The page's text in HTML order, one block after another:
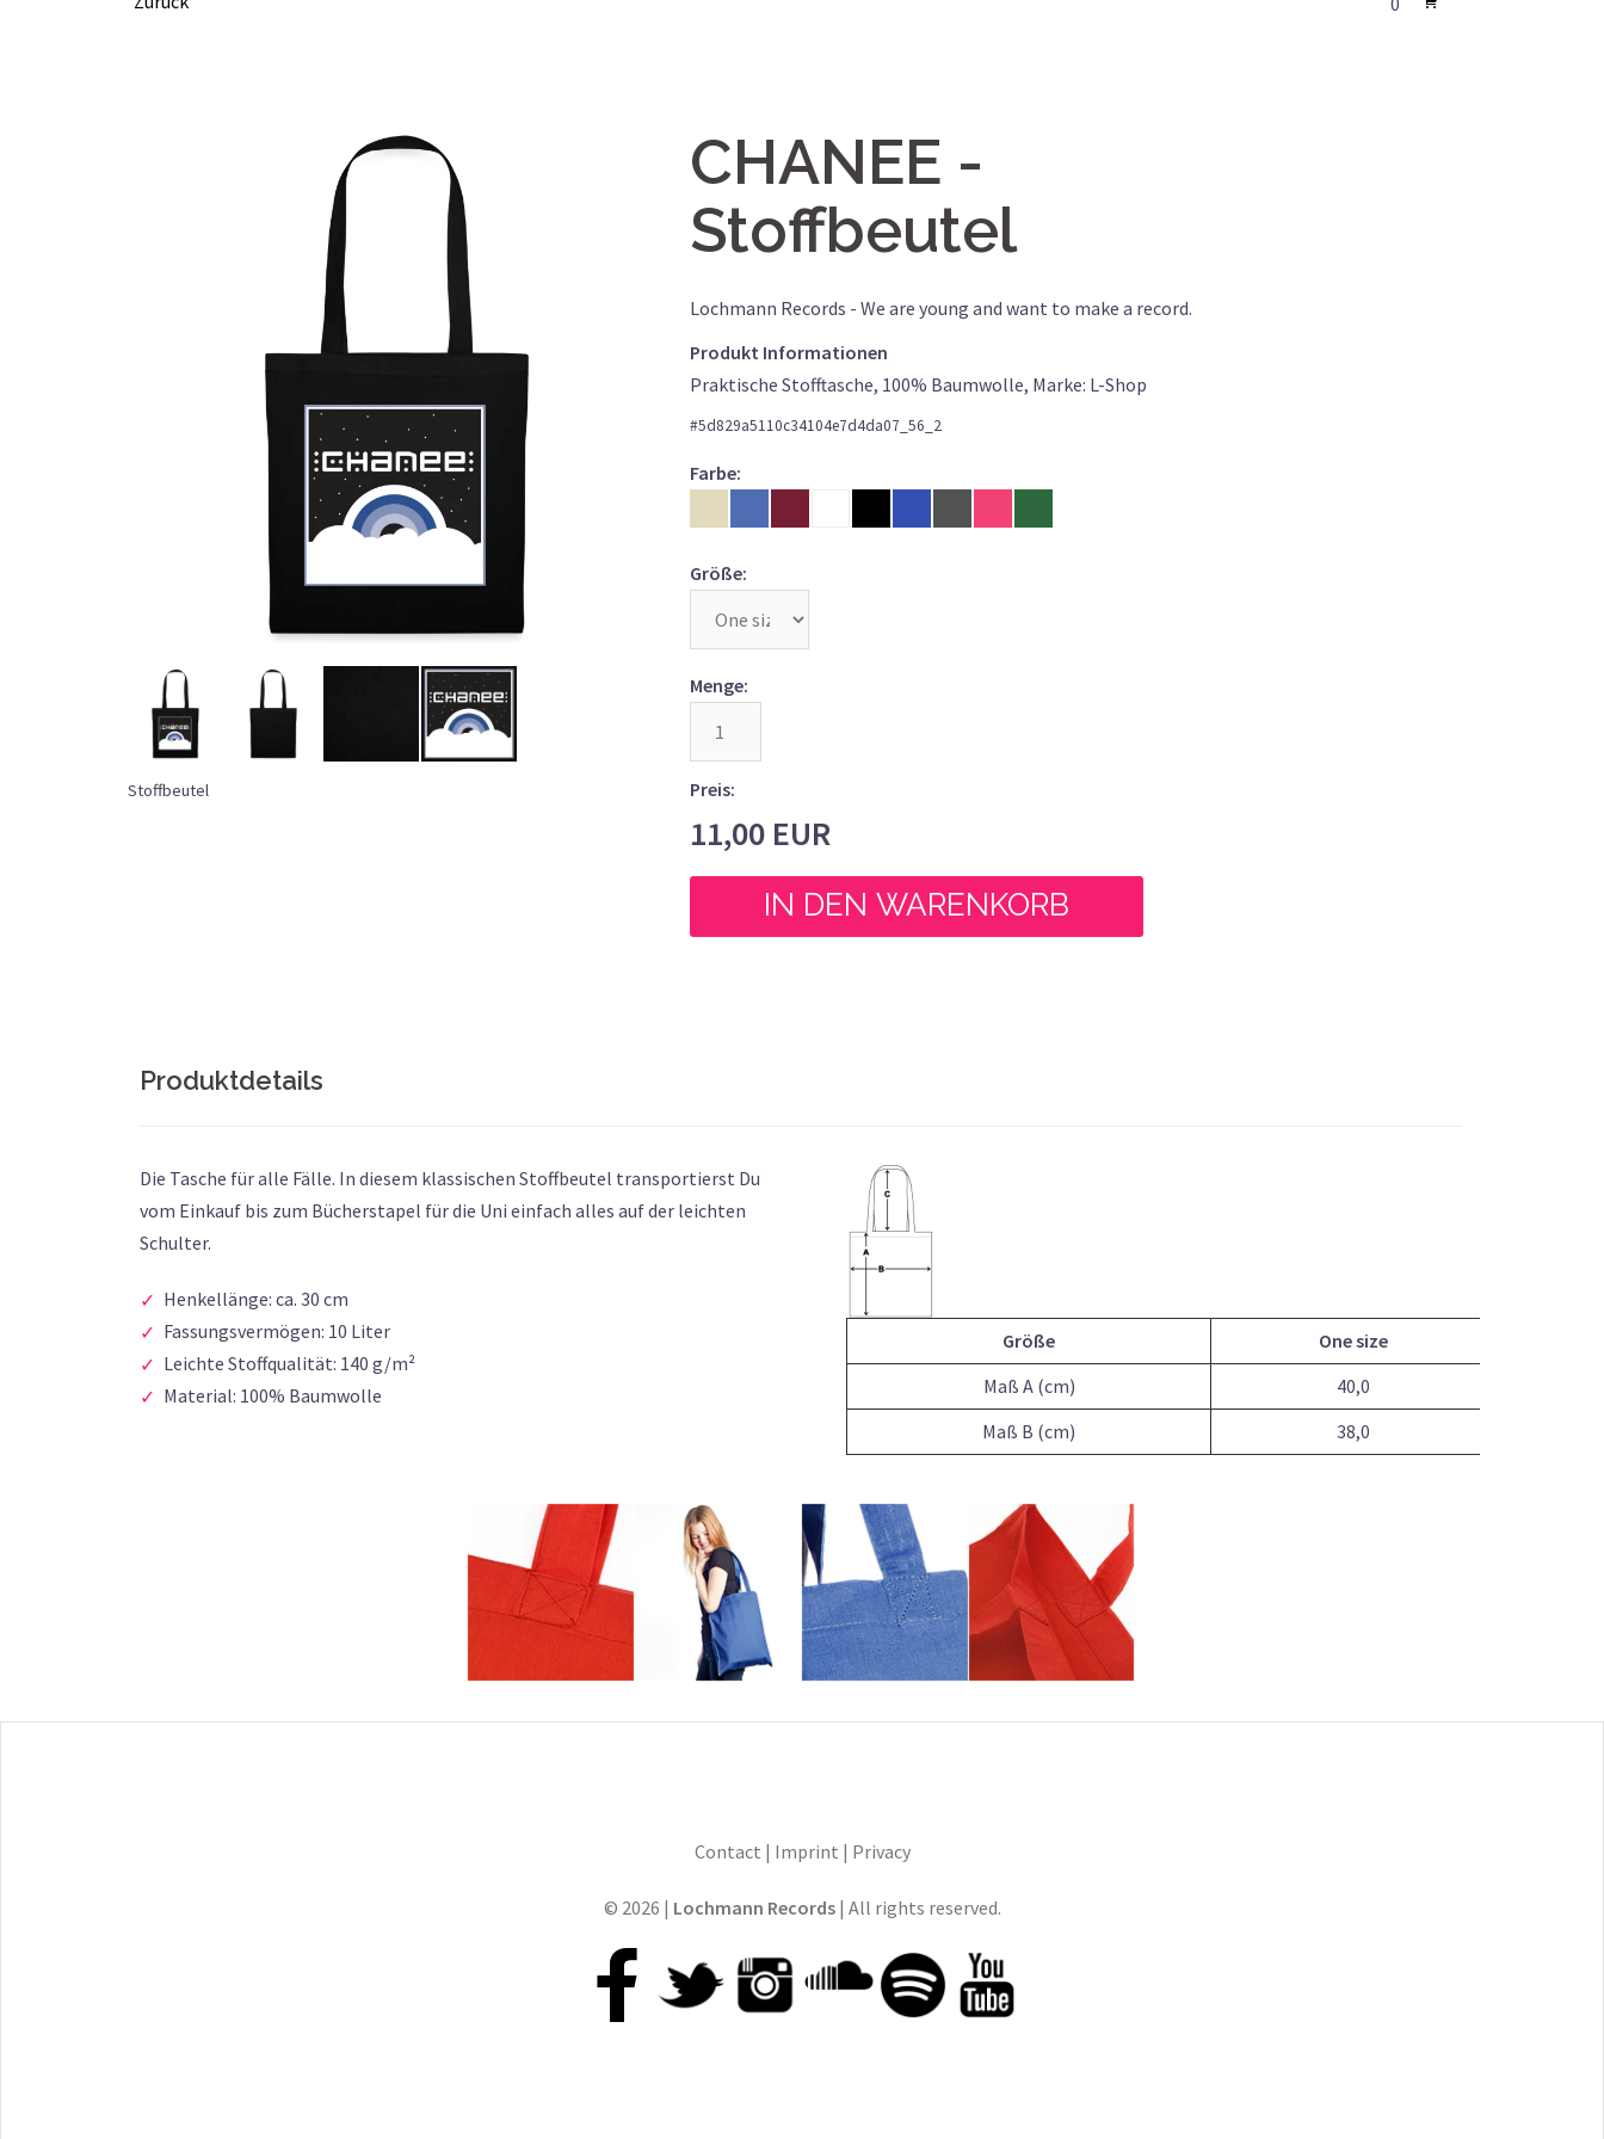
Stoffbeutel
CHANEE
Stoffbeutel
Lochmann Records - We are young and want to make a record.
Produkt Informationen
Praktische Stofftasche, 100% Baumwolle, Marke: L-Shop
#5d829a5110c34104e7d4da07_56_2
Farbe:
Größe:
Menge:
Preis:
11,00 EUR
Produktdetails
Die Tasche für alle Fälle. In diesem klassischen Stoffbeutel transportierst Du
vom Einkauf bis zum Bücherstapel für die Uni einfach alles auf der leichten
Schulter.
Henkellänge: ca. 30 cm
Fassungsvermögen: 10 Liter
Leichte Stoffqualität: 140 g/m²
Material: 100% Baumwolle
Größe
One size
Maß A (cm)
40,0
Maß B (cm)
38,0
Contact | Imprint | Privacy
© 2026 | Lochmann Records| All rights reserved.